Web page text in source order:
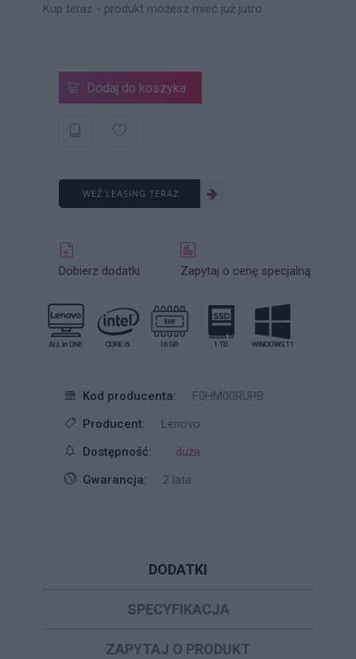
Kup teraz - produkt możesz mieć już jutro
Dodaj do koszyka
WEŹ LEASING TERAZ
Dobierz dodatki Zapytaj o cenę specjalną
Kod producenta:
F0HM00RUPB
Producent:
Lenovo
Dostępność:
duża
Gwarancja:
2 lata
DODATKI
SPECYFIKACJA
ZAPYTAJ O PRODUKT